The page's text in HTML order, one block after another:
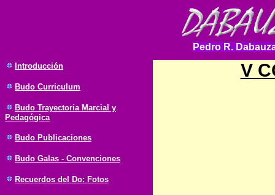
Pedro R.
Introducción
Budo Curriculum
Budo Trayectoria Marcial y
Pedagógica
Budo Publicaciones
Budo Galas - Convenciones
Recuerdos del Do: Fotos
V